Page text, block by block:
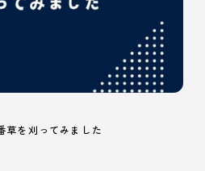
草を刈ってみました